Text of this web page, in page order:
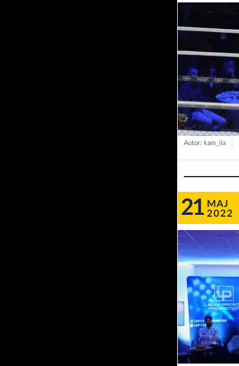
Autor: kam_ila
21 MAJ
2022